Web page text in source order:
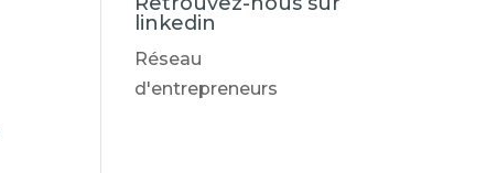
linkedin
Réseau
d'entrepreneurs